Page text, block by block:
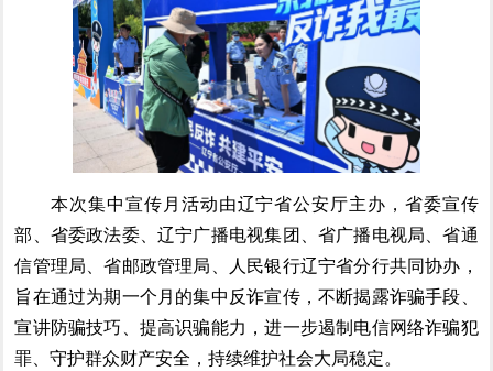
本次集中宣传月活动由辽宁省公安厅主办，省委宣传
部、省委政法委、辽宁广播电视集团、省广播电视局、省通
信管理局、省邮政管理局、人民银行辽宁省分行共同协办，
旨在通过为期一个月的集中反诈宣传，不断揭露诈骗手段、
宣讲防骗技巧、提高识骗能力，进一步遏制电信网络诈骗犯
罪、守护群众财产安全，持续维护社会大局稳定。